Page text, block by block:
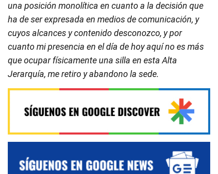
una posición monolítica en cuanto a la decisión que
ha de ser expresada en medios de comunicación, y
cuyos alcances y contenido desconozco, y por
cuanto mi presencia en el día de hoy aquí no es más
que ocupar físicamente una silla en esta Alta
Jerarquía, me retiro y abandono la sede.